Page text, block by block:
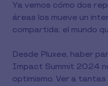
Ya vemos cómo dos
áreas los mueve un
compartida: el mundo
Desde Pluxee, haber
Impact Summit 2024
optimismo. Ver a